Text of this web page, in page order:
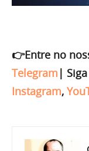
👉Entre no
Telegram |
Instagram,